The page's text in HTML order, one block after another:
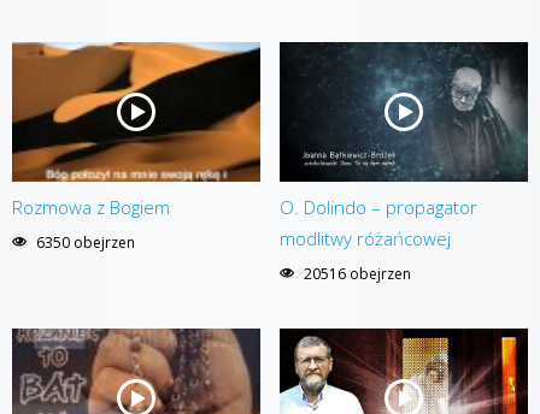
Rozmowa z Bogiem
6350 obejrzen
O. Dolindo – propagator
modlitwy różańcowej
20516 obejrzen